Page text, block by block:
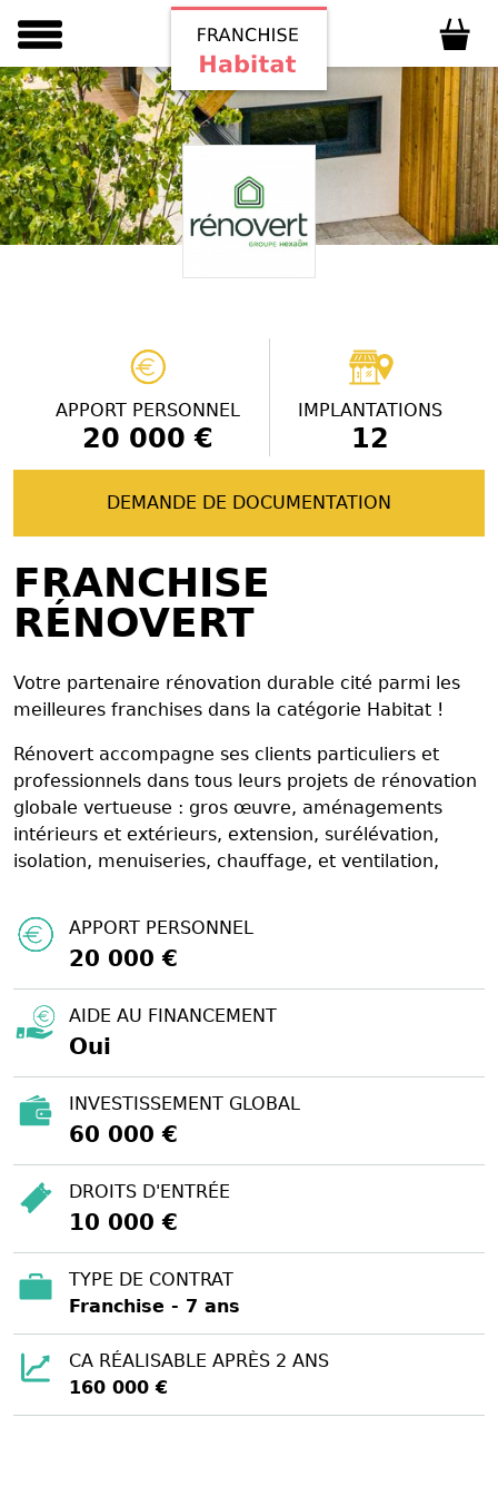
APPORT PERSONNEL
20 000 €
IMPLANTATIONS
12
DEMANDE DE DOCUMENTATION
FRANCHISE
RÉNOVERT
Votre partenaire rénovation durable cité parmi les
meilleures franchises dans la catégorie Habitat !
Rénovert accompagne ses clients particuliers et
professionnels dans tous leurs projets de rénovation
globale vertueuse : gros œuvre, aménagements
intérieurs et extérieurs, extension, surélévation,
isolation, menuiseries, chauffage, et ventilation,
APPORT PERSONNEL
20 000 €
AIDE AU FINANCEMENT
Oui
INVESTISSEMENT GLOBAL
60 000 €
DROITS D'ENTRÉE
10 000 €
TYPE DE CONTRAT
Franchise - 7 ans
CA RÉALISABLE APRÈS 2 ANS
160 000 €